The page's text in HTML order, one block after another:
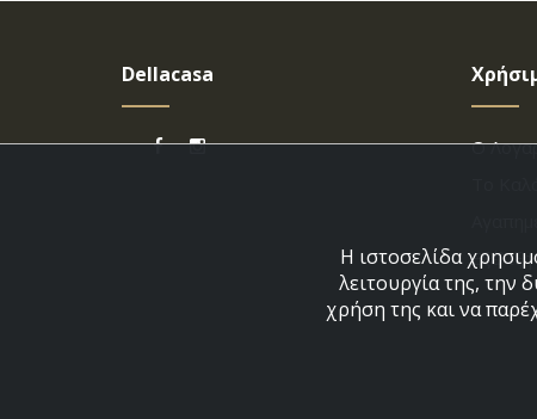
Dellacasa
Ο
Η ιστοσελίδα
λειτουργία της, την
χρήση της και να